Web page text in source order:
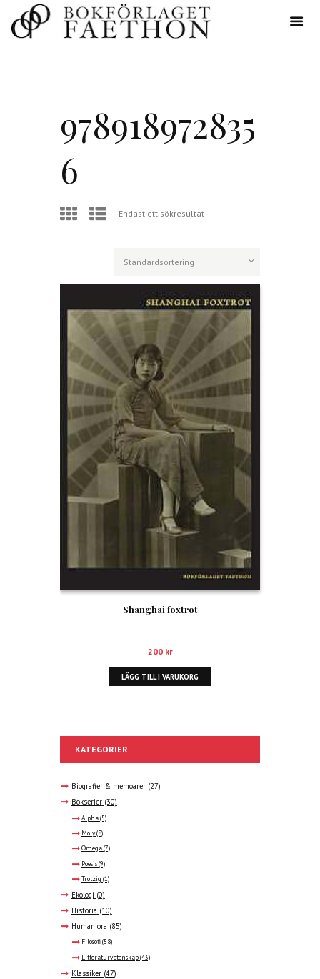
978918972835
6
Endast ett sökresultat
Shanghai foxtrot
200 kr
LÄGG TILL I VARUKORG
KATEGORIER
Biografier & memoarer (27)
Bokserier (30)
Alpha(5)
Moly(8)
Omega(7)
Poesis(9)
Trotzig (1)
Ekologi (0)
Historia (10)
Humaniora (85)
Filosofi(58)
Litteraturvetenskap(43)
Klassiker (47)